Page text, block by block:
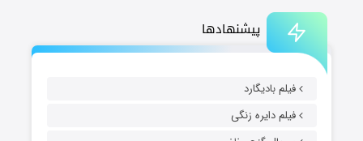
پیشنهادها
فیلم بادیگارد
فیلم دایره زنگی